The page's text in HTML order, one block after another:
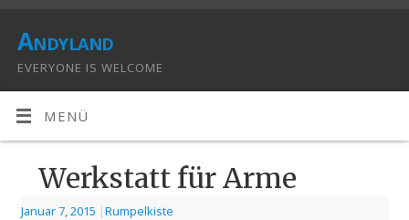
Andyland
EVERYONE IS WELCOME
MENÜ
Werkstatt für Arme
Januar 7, 2015 |Rumpelkiste